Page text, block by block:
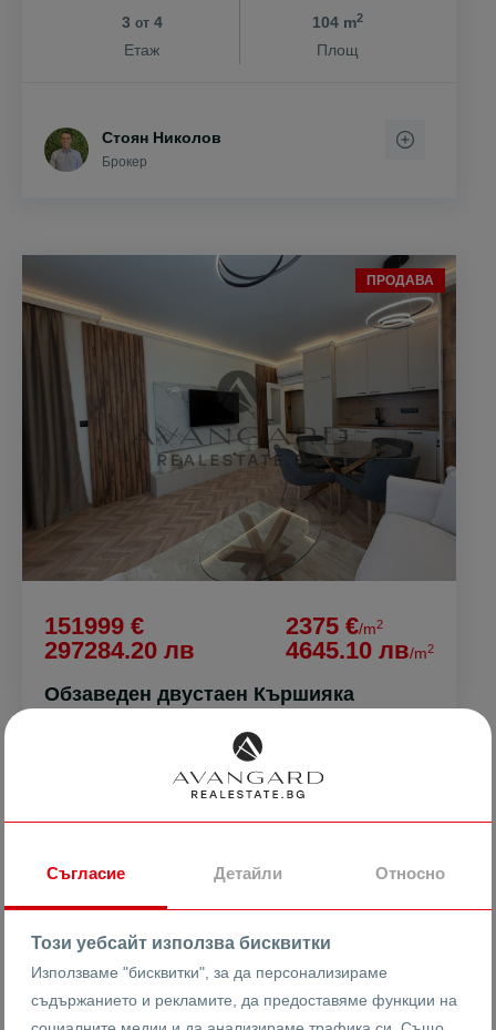
3 от4
Етаж
104 m2
Площ
Стоян Николов
Брокер
ПРОДАВА
151999 €
297284.20 лв
2375 €/m2
4645.10 лв/m2
Обзаведен двустаен Кършияка
Кършияка
Реф #
Етаж
2
Площ
Съгласие Детайли Относно
Този уебсайт използва бисквитки
Използваме "бисквитки", за да персонализираме
съдържанието и рекламите, да предоставяме функции на